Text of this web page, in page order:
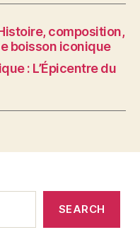
composition,
boisson iconique
: L’Épicentre du
SEARCH